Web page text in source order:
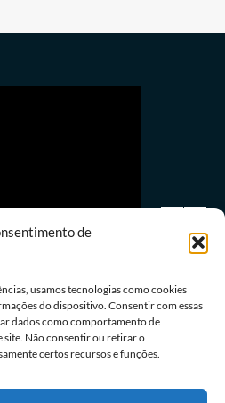
de
usamos tecnologias como cookies
do dispositivo. Consentir com essas
dados como comportamento de
site. Não consentir ou retirar o
certos recursos e funções.
lançam campanha